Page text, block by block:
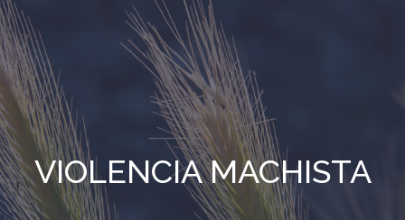
VIOLENCIA MACHISTA